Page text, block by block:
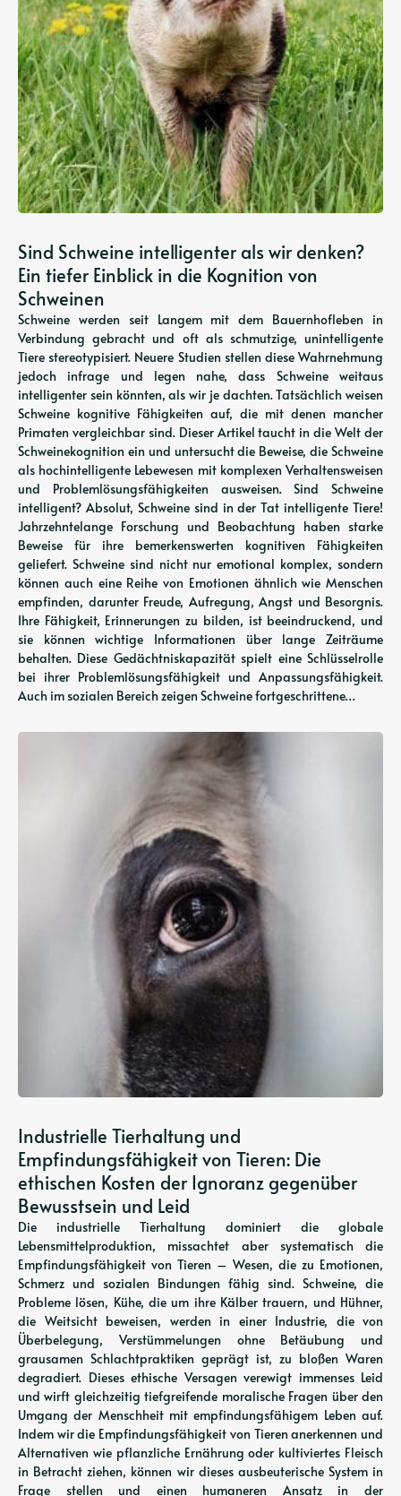
Sind Schweine intelligenter als wir denken?
Ein tiefer Einblick in die Kognition von
Schweinen
Schweine werden seit Langem mit dem Bauernhofleben in
Verbindung gebracht und oft als schmutzige, unintelligente
Tiere stereotypisiert. Neuere Studien stellen diese Wahrnehmung
jedoch infrage und legen nahe, dass Schweine weitaus
intelligenter sein könnten, als wir je dachten. Tatsächlich weisen
Schweine kognitive Fähigkeiten auf, die mit denen mancher
Primaten vergleichbar sind. Dieser Artikel taucht in die Welt der
Schweinekognition ein und untersucht die Beweise, die Schweine
als hochintelligente Lebewesen mit komplexen Verhaltensweisen
und Problemlösungsfähigkeiten ausweisen. Sind Schweine
intelligent? Absolut, Schweine sind in der Tat intelligente Tiere!
Jahrzehntelange Forschung und Beobachtung haben starke
Beweise für ihre bemerkenswerten kognitiven Fähigkeiten
geliefert. Schweine sind nicht nur emotional komplex, sondern
können auch eine Reihe von Emotionen ähnlich wie Menschen
empfinden, darunter Freude, Aufregung, Angst und Besorgnis.
Ihre Fähigkeit, Erinnerungen zu bilden, ist beeindruckend, und
sie können wichtige Informationen über lange Zeiträume
behalten. Diese Gedächtniskapazität spielt eine Schlüsselrolle
bei ihrer Problemlösungsfähigkeit und Anpassungsfähigkeit.
Auch im sozialen Bereich zeigen Schweine fortgeschrittene…
Industrielle Tierhaltung und
Empfindungsfähigkeit von Tieren: Die
ethischen Kosten der Ignoranz gegenüber
Bewusstsein und Leid
Die industrielle Tierhaltung dominiert die globale
Lebensmittelproduktion, missachtet aber systematisch die
Empfindungsfähigkeit von Tieren – Wesen, die zu Emotionen,
Schmerz und sozialen Bindungen fähig sind. Schweine, die
Probleme lösen, Kühe, die um ihre Kälber trauern, und Hühner,
die Weitsicht beweisen, werden in einer Industrie, die von
Überbelegung, Verstümmelungen ohne Betäubung und
grausamen Schlachtpraktiken geprägt ist, zu bloßen Waren
degradiert. Dieses ethische Versagen verewigt immenses Leid
und wirft gleichzeitig tiefgreifende moralische Fragen über den
Umgang der Menschheit mit empfindungsfähigem Leben auf.
Indem wir die Empfindungsfähigkeit von Tieren anerkennen und
Alternativen wie pflanzliche Ernährung oder kultiviertes Fleisch
in Betracht ziehen, können wir dieses ausbeuterische System in
Frage stellen und einen humaneren Ansatz in der